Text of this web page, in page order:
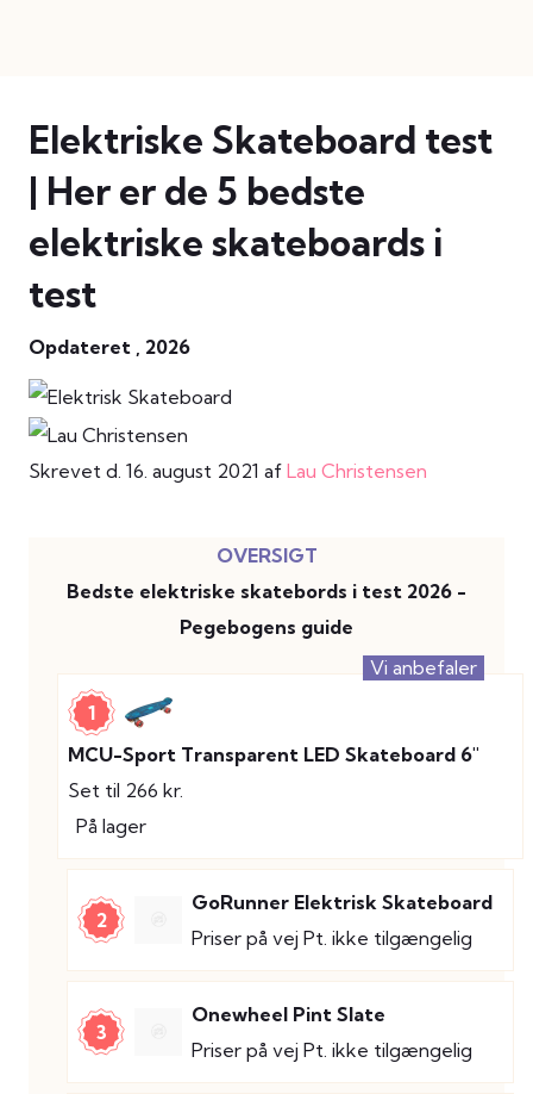
Elektriske Skateboard test
| Her er de 5 bedste
elektriske skateboards i
test
Opdateret , 2026
Skrevet d. 16. august 2021 af Lau Christensen
Bedste elektriske skatebords i test 2026 -
Pegebogens guide
Vi anbefaler
1
MCU-Sport Transparent LED Skateboard 6"
Set til 266 kr.
På lager
2
GoRunner Elektrisk Skateboard
Priser på vej Pt. ikke tilgængelig
3
Onewheel Pint Slate
Priser på vej Pt. ikke tilgængelig